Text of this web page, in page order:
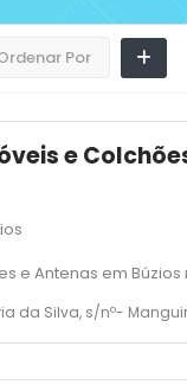
Por
e
e Antenas em Búzios
s/nº- Manguinhos -